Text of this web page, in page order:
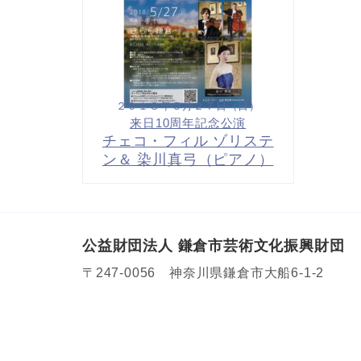
２０１８年５月２７日（日）
来日10周年記念公演
チェコ・フィル ゾリステ
ン＆ 染川真弓（ピアノ）
公益財団法人 鎌倉市芸術文化振興財団
〒247-0056 神奈川県鎌倉市大船6-1-2